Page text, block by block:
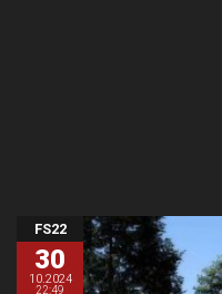
FS22
30
10.2024
22:49